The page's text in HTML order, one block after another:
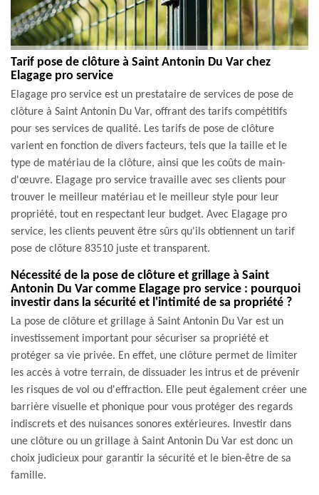
Tarif pose de clôture à Saint Antonin Du Var chez
Elagage pro service
Elagage pro service est un prestataire de services de pose de
clôture à Saint Antonin Du Var, offrant des tarifs compétitifs
pour ses services de qualité. Les tarifs de pose de clôture
varient en fonction de divers facteurs, tels que la taille et le
type de matériau de la clôture, ainsi que les coûts de main-
d'œuvre. Elagage pro service travaille avec ses clients pour
trouver le meilleur matériau et le meilleur style pour leur
propriété, tout en respectant leur budget. Avec Elagage pro
service, les clients peuvent être sûrs qu'ils obtiennent un tarif
pose de clôture 83510 juste et transparent.
Nécessité de la pose de clôture et grillage à Saint
Antonin Du Var comme Elagage pro service : pourquoi
investir dans la sécurité et l'intimité de sa propriété ?
La pose de clôture et grillage à Saint Antonin Du Var est un
investissement important pour sécuriser sa propriété et
protéger sa vie privée. En effet, une clôture permet de limiter
les accès à votre terrain, de dissuader les intrus et de prévenir
les risques de vol ou d'effraction. Elle peut également créer une
barrière visuelle et phonique pour vous protéger des regards
indiscrets et des nuisances sonores extérieures. Investir dans
une clôture ou un grillage à Saint Antonin Du Var est donc un
choix judicieux pour garantir la sécurité et le bien-être de sa
famille.